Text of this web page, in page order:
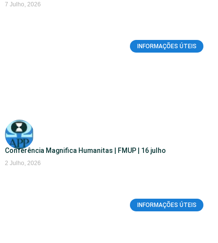
7 Julho, 2026
INFORMAÇÕES ÚTEIS
Conferência Magnifica Humanitas | FMUP | 16 julho
2 Julho, 2026
INFORMAÇÕES ÚTEIS